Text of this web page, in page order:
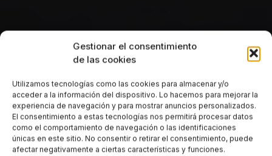
Gestionar el consentimiento
de las cookies
Utilizamos tecnologías como las cookies para almacenar y/o
acceder a la información del dispositivo. Lo hacemos para mejorar la
experiencia de navegación y para mostrar anuncios personalizados.
El consentimiento a estas tecnologías nos permitirá procesar datos
como el comportamiento de navegación o las identificaciones
únicas en este sitio. No consentir o retirar el consentimiento, puede
afectar negativamente a ciertas características y funciones.